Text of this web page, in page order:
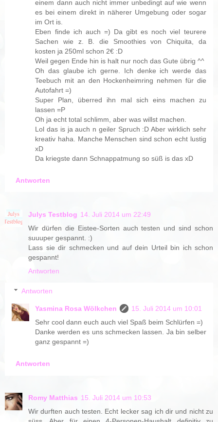
einem dann auch nicht immer unbedingt auf wie wenn
es bei einem direkt in näherer Umgebung oder sogar
im Ort is.
Eben finde ich auch =) Da gibt es noch viel teurere
Sachen wie z. B. die Smoothies von Chiquita, da
kosten ja 250ml schon 2€ :D
Weil gegen Ende hin is halt nur noch das Gute übrig ^^
Oh das glaube ich gerne. Ich denke ich werde das
Teebuch mit an den Hockenheimring nehmen für die
Autofahrt =)
Super Plan, überred ihn mal sich eins machen zu
lassen =P
Oh ja echt total schlimm, aber was willst machen.
Lol das is ja auch n geiler Spruch :D Aber wirklich sehr
kreativ haha. Manche Menschen sind schon echt lustig
xD
Da kriegste dann Schnappatmung so süß is das xD
Antworten
Julys Testblog 14. Juli 2014 um 22:49
Wir dürfen die Eistee-Sorten auch testen und sind schon
suuuper gespannt. :)
Lass sie dir schmecken und auf dein Urteil bin ich schon
gespannt!
Antworten
Antworten
Yasmina Rosa Wölkchen
15. Juli 2014 um 10:01
Sehr cool dann euch auch viel Spaß beim Schlürfen =)
Danke werden es uns schmecken lassen. Ja bin selber
ganz gespannt =)
Antworten
Romy Matthias 15. Juli 2014 um 10:53
Wir durften auch testen. Echt lecker sag ich dir und nicht zu